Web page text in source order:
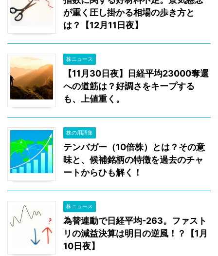
が重く圧し掛かる相場の歩き方と
は？【12月11日夜】
株ニュース
【11月30日夜】日経平均23000奪還
への道筋は？好調さをキープする
も、上値重く。
株の用語集
テンバガー（10倍株）とは？その意
味と、候補銘柄の特徴を過去のチャ
ートからひも解く！
株ニュース
為替連動で日経平均-263。ファスト
リの減益決算は明日の逆風！？【1月
10日夜】